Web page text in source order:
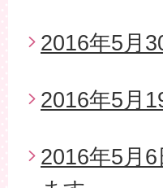
2016年5月
2016年5月
2016年5月